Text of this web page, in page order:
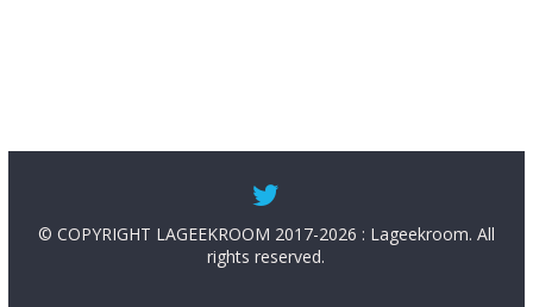
© COPYRIGHT LAGEEKROOM 2017-2026 : Lageekroom. All
rights reserved.